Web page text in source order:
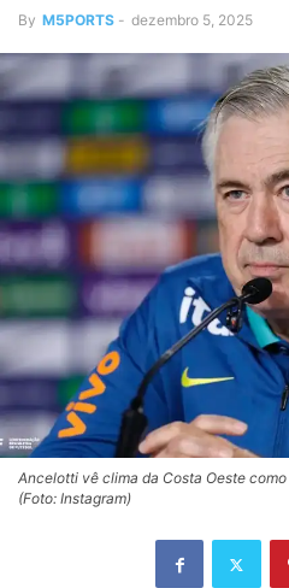
By M5PORTS - dezembro 5, 2025
Ancelotti vê clima da Costa Oeste
(Foto: Instagram)